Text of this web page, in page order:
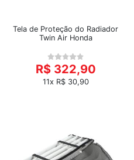
Tela de Proteção do Radiador
Twin Air Honda
R$ 322,90
11x R$ 30,90